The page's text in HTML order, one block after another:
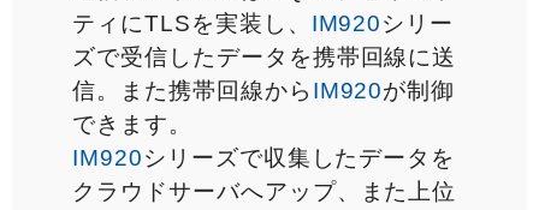
ティにTLSを実装し、 IM920シリー
ズで受信したデータを携帯回線に送
信。また携帯回線から IM920が制御
できます。
IM920シリーズで収集したデータを
クラウドサーバへアップ、また上位